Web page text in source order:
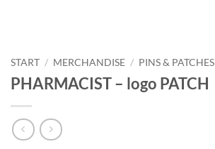
START / MERCHANDISE / PINS & PATCHES
PHARMACIST – logo PATCH